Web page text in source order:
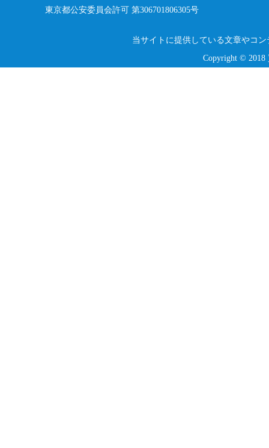
東京都公安委員会許可 第306701806305号
当サイトに提供している文章やコ
Copyright © 2018